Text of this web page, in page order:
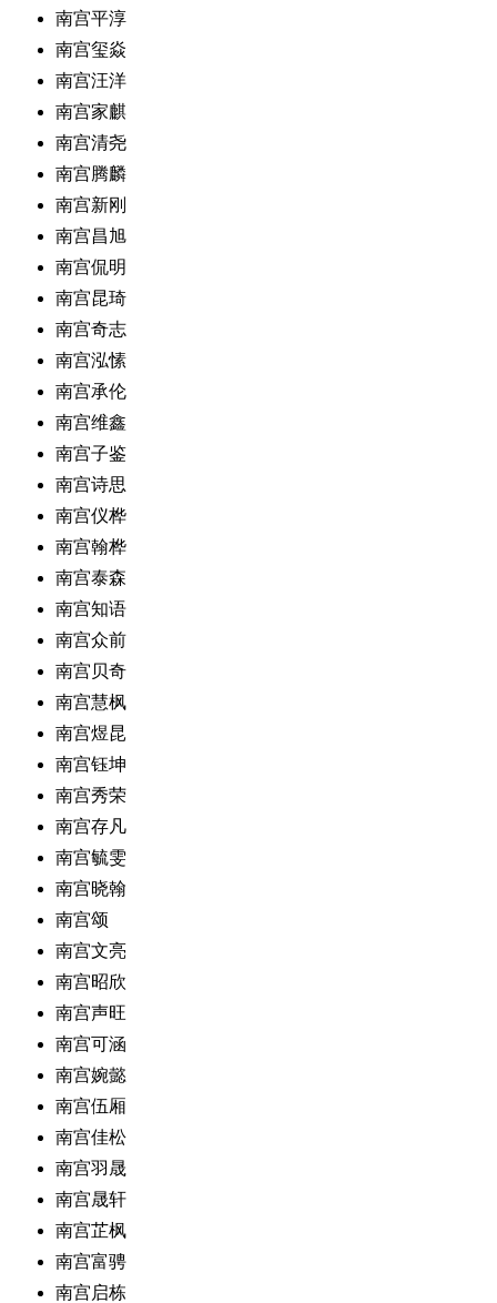
南宫平淳
南宫玺焱
南宫汪洋
南宫家麒
南宫清尧
南宫腾麟
南宫新刚
南宫昌旭
南宫侃明
南宫昆琦
南宫奇志
南宫泓愫
南宫承伦
南宫维鑫
南宫子鉴
南宫诗思
南宫仪桦
南宫翰桦
南宫泰森
南宫知语
南宫众前
南宫贝奇
南宫慧枫
南宫煜昆
南宫钰坤
南宫秀荣
南宫存凡
南宫毓雯
南宫晓翰
南宫颂
南宫文亮
南宫昭欣
南宫声旺
南宫可涵
南宫婉懿
南宫伍厢
南宫佳松
南宫羽晟
南宫晟轩
南宫芷枫
南宫富骋
南宫启栋